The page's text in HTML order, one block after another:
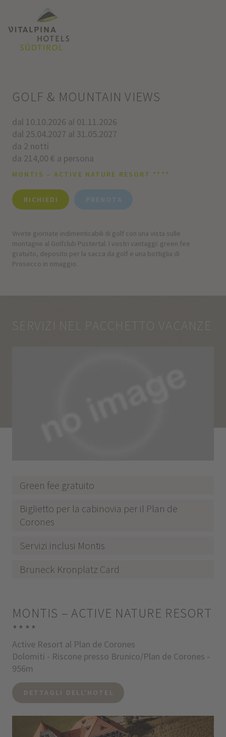
GOLF & MOUNTAIN VIEWS
dal 10.10.2026 al 01.11.2026
dal 25.04.2027 al 31.05.2027
da 2 notti
da 214,00 € a persona
MONTIS – ACTIVE NATURE RESORT ****
RICHIEDI PRENOTA
Vivete giornate indimenticabili di golf con una vista sulle
montagne al Golfclub Pustertal. I vostri vantaggi: green fee
gratuito, deposito per la sacca da golf e una bottiglia di
Prosecco in omaggio.
SERVIZI NEL PACCHETTO VACANZE
Green fee gratuito
Biglietto per la cabinovia per il Plan de
Corones
Servizi inclusi Montis
Bruneck Kronplatz Card
MONTIS – ACTIVE NATURE RESORT
****
Active Resort al Plan de Corones
Dolomiti - Riscone presso Brunico/Plan de Corones -
956m
DETTAGLI DELL'HOTEL